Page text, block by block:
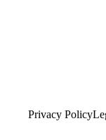
Privacy Policy